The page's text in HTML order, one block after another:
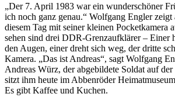
„Der 7. April 1983 war ein wunderschöner
ich noch ganz genau.“ Wolfgang Engler zeigt
diesem Tag mit seiner kleinen Pocketkamera
sehen sind drei DDR-Grenzaufklärer – Einer
den Augen, einer dreht sich weg, der dritte
Kamera. „Das ist Andreas“, sagt Wolfgang
Andreas Würz, der abgebildete Soldat auf der
sitzt ihm heute im Abbenröder
Es gibt Kaffee und Kuchen.